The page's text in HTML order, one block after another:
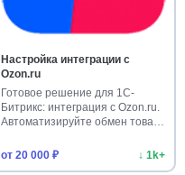
Настройка интеграции с
Ozon.ru
Готовое решение для 1С-
Битрикс: интеграция с Ozon.ru.
Автоматизируйте обмен това…
от 20 000 ₽ ↓ 1k+